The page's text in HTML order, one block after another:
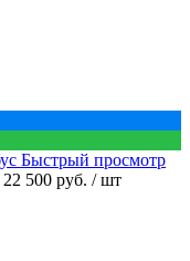
Быстрый просмотр
22 500 руб. / шт